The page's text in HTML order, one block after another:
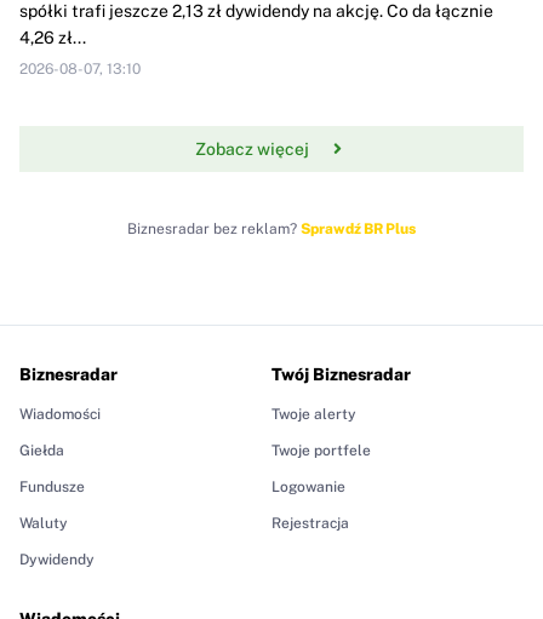
spółki trafi jeszcze 2,13 zł dywidendy na akcję. Co da łącznie
4,26 zł...
2026-08-07, 13:10
Zobacz więcej
Biznesradar bez reklam? Sprawdź BR Plus
Biznesradar
Wiadomości
Giełda
Fundusze
Waluty
Dywidendy
Twój Biznesradar
Twoje alerty
Twoje portfele
Logowanie
Rejestracja